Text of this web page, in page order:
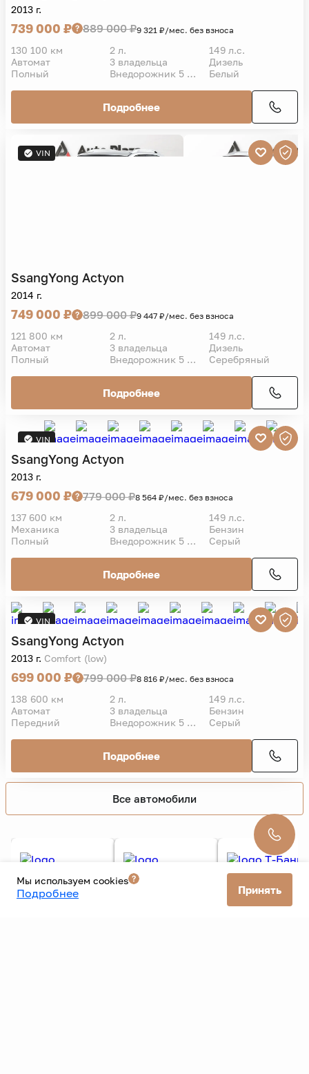
2013 г.
739 000 ₽ 889 000 ₽9 321 ₽/мес. без взноса
130 100 км 2 л.
149 л.с.
Автомат
3 владельца
Дизель
Полный
Внедорожник 5 дв. Белый
Подробнее
VIN
SsangYong Actyon
2014 г.
749 000 ₽ 899 000 ₽9 447 ₽/мес. без взноса
121 800 км 2 л.
149 л.с.
Автомат
3 владельца
Дизель
Полный
Внедорожник 5 дв. Серебряный
Подробнее
VIN
SsangYong
679 000 ₽ 779 000 ₽ 8 564 ₽/мес. без взноса
137 600 км 2 л.
149 л.с.
Механика
Полный
Подробнее
VIN
SsangYong
Comfort (low)
699 000 ₽ 799 000 ₽8 816 ₽/мес. без взноса
2 л.
Автомат
3 владельца
Бензин
Подробнее
Мы используем cookies
Подробнее Принять